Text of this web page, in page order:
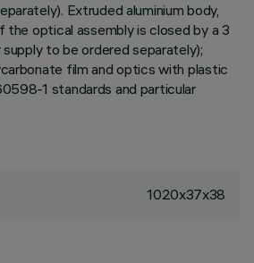
Extruded aluminium body,
optical assembly is closed by a 3
to be ordered separately);
film and optics with plastic
1 standards and particular
1020x37x38